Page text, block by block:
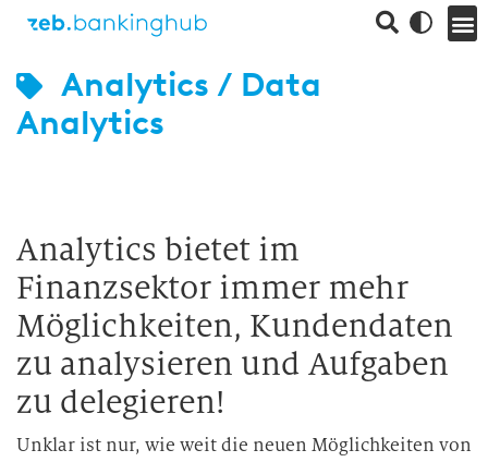
Analytics / Data
Analytics
Analytics bietet im
Finanzsektor immer mehr
Möglichkeiten, Kundendaten
zu analysieren und Aufgaben
zu delegieren!
Unklar ist nur, wie weit die neuen Möglichkeiten von